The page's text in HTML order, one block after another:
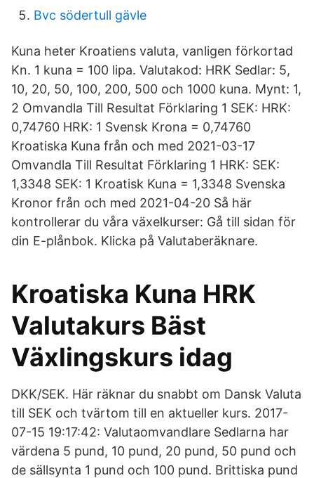
Bvc södertull gävle
Kuna heter Kroatiens valuta, vanligen förkortad
Kn. 1 kuna = 100 lipa. Valutakod: HRK Sedlar: 5,
10, 20, 50, 100, 200, 500 och 1000 kuna. Mynt: 1,
2 Omvandla Till Resultat Förklaring 1 SEK: HRK:
0,74760 HRK: 1 Svensk Krona = 0,74760
Kroatiska Kuna från och med 2021-03-17
Omvandla Till Resultat Förklaring 1 HRK: SEK:
1,3348 SEK: 1 Kroatisk Kuna = 1,3348 Svenska
Kronor från och med 2021-04-20 Så här
kontrollerar du våra växelkurser: Gå till sidan för
din E-plånbok. Klicka på Valutaberäknare.
Kroatiska Kuna HRK
Valutakurs Bäst
Växlingskurs idag
DKK/SEK. Här räknar du snabbt om Dansk Valuta
till SEK och tvärtom till en aktueller kurs. 2017-
07-15 19:17:42: Valutaomvandlare Sedlarna har
värdena 5 pund, 10 pund, 20 pund, 50 pund och
de sällsynta 1 pund och 100 pund. Brittiska pund